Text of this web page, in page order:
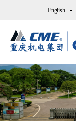
English -